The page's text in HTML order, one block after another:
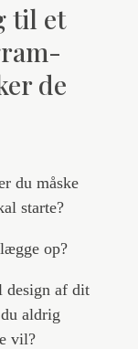
til et
de
du måske
starte?
op?
design af dit
aldrig
vil?